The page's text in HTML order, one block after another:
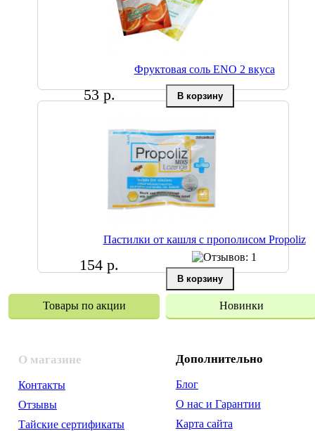
Фруктовая соль ENO 2 вкуса
53 р.
Пастилки от кашля с прополисом Propoliz
154 р.
Товары по акции Новинки
О магазине
Контакты
Отзывы
Тайские сертификаты
Дополнительно
Блог
О нас и Гарантии
Карта сайта